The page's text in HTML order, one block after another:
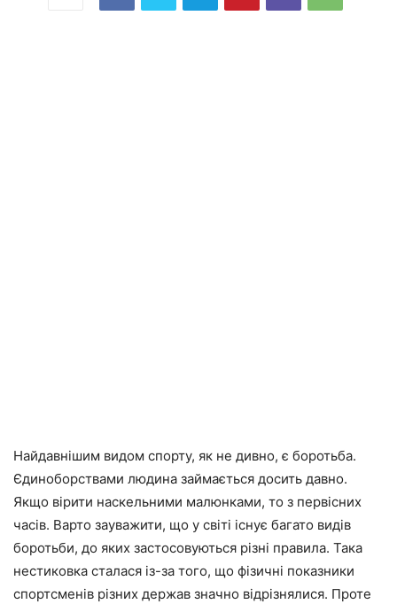
Найдавнішим видом спорту, як не дивно, є боротьба.
Єдиноборствами людина займається досить давно.
Якщо вірити наскельними малюнками, то з первісних
часів. Варто зауважити, що у світі існує багато видів
боротьби, до яких застосовуються різні правила. Така
нестиковка сталася із-за того, що фізичні показники
спортсменів різних держав значно відрізнялися. Проте